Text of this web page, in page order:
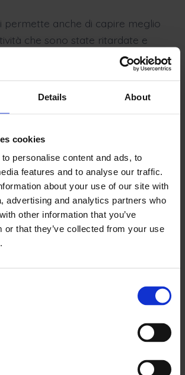
Details About
cookies
personalise content and ads, to
features and to analyse our traffic.
about your use of our site with
advertising and analytics partners who
other information that you’ve
or that they’ve collected from your use
permette anche di capire meglio
che sono state ritardate e
ancora sulla buona strada per
nei tempi previsti.